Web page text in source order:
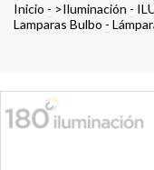
Inicio - >Iluminación -
Lamparas Bulbo -